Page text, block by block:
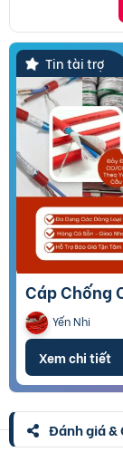
Tin tài trợ
Cáp
Yến Nhi
Xem chi tiết
Đánh giá &